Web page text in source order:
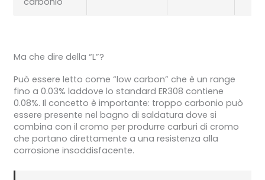
Ma che dire della “L”?
Può essere letto come “low carbon” che è un range
fino a 0.03% laddove lo standard ER308 contiene
0.08%. Il concetto è importante: troppo carbonio può
essere presente nel bagno di saldatura dove si
combina con il cromo per produrre carburi di cromo
che portano direttamente a una resistenza alla
corrosione insoddisfacente.